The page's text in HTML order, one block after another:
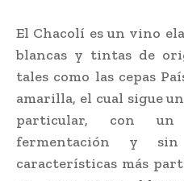
El Chacolí es un vino
blancas y tintas de
tales como las cepas
amarilla, el cual sigue
particular, con
fermentación y
características más